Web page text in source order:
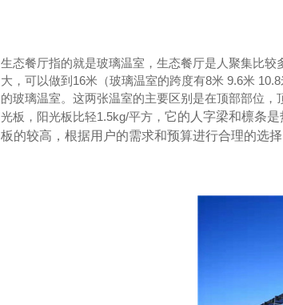
生态餐厅指的就是玻璃温室，生态餐厅是人聚集比较
大，可以做到16米（玻璃温室的跨度有8米 9.6米
的玻璃温室。这两张温室的主要区别是在顶部部位
光板，阳光板比轻1.5kg/平方，它的人字梁和檩条
板的较高，根据用户的需求和预算进行合理的选择